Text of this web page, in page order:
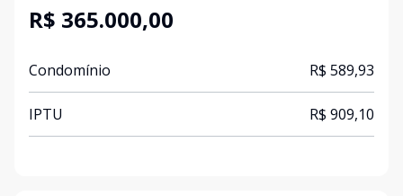
R$ 365.000,00
Condomínio R$ 589,93
IPTU R$ 909,10